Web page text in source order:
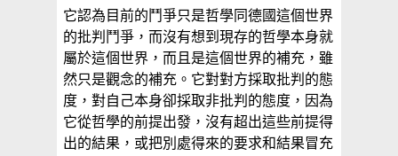
它認為目前的鬥爭只是哲學同德國這個世界
的批判鬥爭，而沒有想到現存的哲學本身就
屬於這個世界，而且是這個世界的補充，雖
然只是觀念的補充。它對對方採取批判的態
度，對自己本身卻採取非批判的態度，因為
它從哲學的前提出發，沒有超出這些前提得
出的結果，或把別處得來的要求和結果冒充